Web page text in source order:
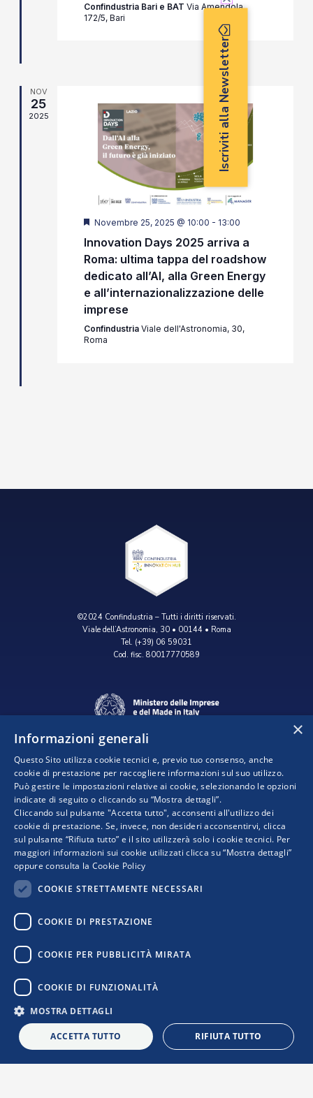
Confindustria Bari e BAT Via Amendola,
172/5, Bari
NOV
25
2025
Segnalati
Novembre 25, 2025 @ 10:00 - 13:00
Innovation Days 2025 arriva a
Roma: ultima tappa del roadshow
dedicato all’AI, alla Green Energy
e all’internazionalizzazione delle
imprese
Confindustria Viale dell'Astronomia, 30,
Roma
©2024 Confindustria – Tutti i diritti riservati.
Viale dell’Astronomia, 30 • 00144 • Roma
Tel. (+39) 06 59031
Cod. fisc. 80017770589
Progetto realizzato da:
I punti di vista e le opinioni espresse sono solo quelli degli autori e non riflettono
necessariamente quelli dell’Unione Europea o della Commissione Europea. Né l’Unione
Privacy Policy|Cookie Policy
Newsletter| Confindustria
i
×
Informazioni generali
Questo Sito utilizza cookie tecnici e, previo tuo consenso, anche
cookie di prestazione per raccogliere informazioni sul suo utilizzo.
Può gestire le impostazioni relative ai cookie, selezionando le opzioni
indicate di seguito o cliccando su “Mostra dettagli”.
Cliccando sul pulsante "Accetta tutto", acconsenti all'utilizzo dei
cookie di prestazione. Se, invece, non desideri acconsentirvi, clicca
sul pulsante “Rifiuta tutto” e il sito utilizzerà solo i cookie tecnici. Per
maggiori informazioni sui cookie utilizzati clicca su “Mostra dettagli”
oppure consulta la Cookie Policy
COOKIE STRETTAMENTE NECESSARI
COOKIE DI PRESTAZIONE
COOKIE PER PUBBLICITÀ MIRATA
COOKIE DI FUNZIONALITÀ
MOSTRA DETTAGLI
ACCETTA TUTTO RIFIUTA TUTTO
Iscriviti alla Newsletter